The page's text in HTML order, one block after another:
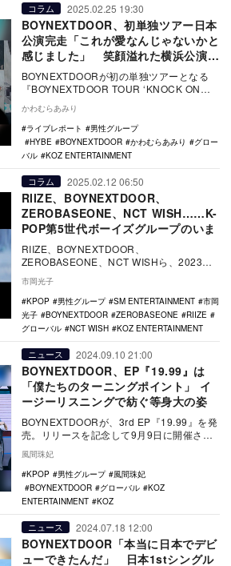
コラム 2025.02.25 19:30
BOYNEXTDOOR、初単独ツアー日本
公演完走「これが愛なんじゃないかと
感じました」 笑顔溢れた横浜公演振
り返り
BOYNEXTDOORが初の単独ツアーとなる
『BOYNEXTDOOR TOUR ‘KNOCK ON
かわむらあみり
ライブレポート
男性グループ
HYBE
BOYNEXTDOOR かわむらあみり
グロー
バル
KOZ ENTERTAINMENT
コラム 2025.02.12 06:50
RIIZE、BOYNEXTDOOR、
ZEROBASEONE、NCT WISH……K-
POP第5世代ボーイズグループのいま
RIIZE、BOYNEXTDOOR、
ZEROBASEONE、NCT WISHら、2023年
デビューのK-POP第5世代ボーイズグ…
市岡光子
KPOP
男性グループ SM ENTERTAINMENT
市岡
光子
BOYNEXTDOOR ZEROBASEONE
RIIZE
グローバル
NCT WISH KOZ ENTERTAINMENT
ニュース 2024.09.10 21:00
BOYNEXTDOOR、EP『19.99』は
「僕たちのターニングポイント」 イ
ージーリスニングで紡ぐ等身大の姿
BOYNEXTDOORが、3rd EP『19.99』を発
売。リリースを記念して9月9日に開催され
風間珠妃
KPOP
男性グループ
風間珠妃
BOYNEXTDOOR
グローバル
KOZ
ENTERTAINMENT
KOZ
ニュース 2024.07.18 12:00
BOYNEXTDOOR「本当に日本でデビ
ューできたんだ」 日本1stシングル